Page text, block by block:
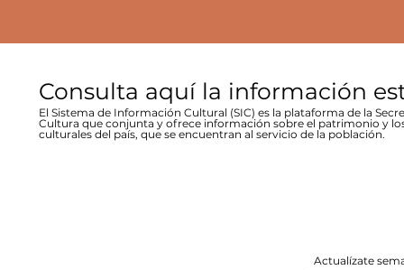
Consulta aquí la información
El Sistema de Información Cultural (SIC) es la plataforma de la
Cultura que conjunta y ofrece información sobre el patrimonio y
culturales del país, que se encuentran al servicio de la población.
Actualízate